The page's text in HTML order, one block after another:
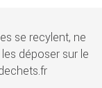
se recylent, ne
déposer sur le